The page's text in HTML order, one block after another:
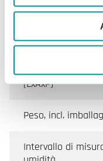
stoccaggio
Montaggio
Dimensioni
(LxAxP)
Peso, incl.
Intervallo di